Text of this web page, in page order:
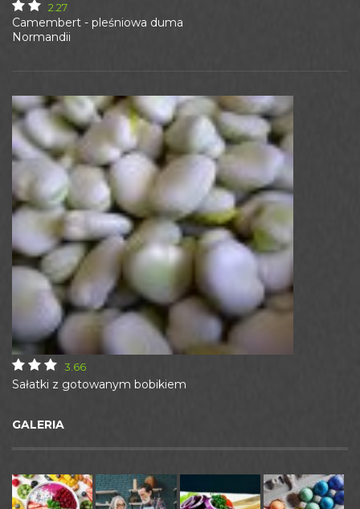
Camembert - pleśniowa duma
Normandii
2.27
Sałatki z gotowanym bobikiem
3.66
GALERIA